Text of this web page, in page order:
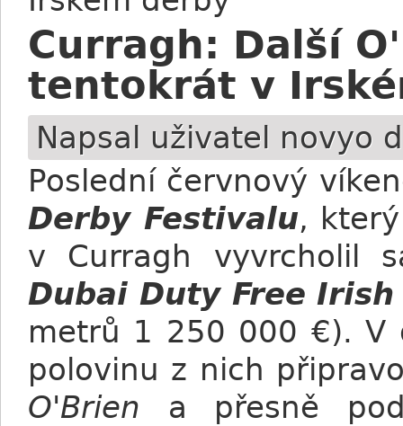
Curragh: Další
tentokrát v
Napsal uživatel novyo
Poslední červnový
Derby Festivalu,
v Curragh vyvrcholil
Dubai Duty Free
metrů 1 250 000 €). V
polovinu z nich
O'Brien a přesně